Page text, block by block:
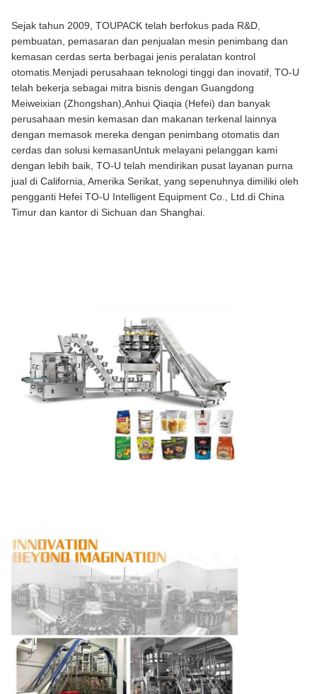
Sejak tahun 2009, TOUPACK telah berfokus pada R&D,
pembuatan, pemasaran dan penjualan mesin penimbang dan
kemasan cerdas serta berbagai jenis peralatan kontrol
otomatis.Menjadi perusahaan teknologi tinggi dan inovatif, TO-U
telah bekerja sebagai mitra bisnis dengan Guangdong
Meiweixian (Zhongshan),Anhui Qiaqia (Hefei) dan banyak
perusahaan mesin kemasan dan makanan terkenal lainnya
dengan memasok mereka dengan penimbang otomatis dan
cerdas dan solusi kemasanUntuk melayani pelanggan kami
dengan lebih baik, TO-U telah mendirikan pusat layanan purna
jual di California, Amerika Serikat, yang sepenuhnya dimiliki oleh
pengganti Hefei TO-U Intelligent Equipment Co., Ltd.di China
Timur dan kantor di Sichuan dan Shanghai.